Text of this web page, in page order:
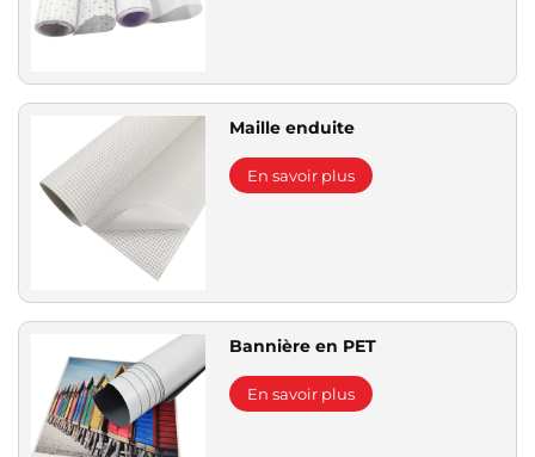
Maille enduite
En savoir plus
Bannière en PET
En savoir plus